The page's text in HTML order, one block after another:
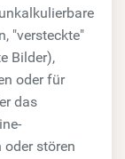
"versteckte"
Bilder),
oder für
das
stören